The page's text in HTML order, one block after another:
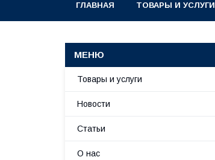
ГЛАВНАЯ ТОВАРЫ И УСЛУГИ
Товары и услуги
Новости
Статьи
О нас